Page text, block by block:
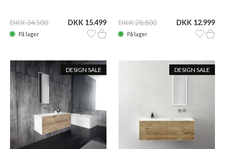
DKK 34.500 DKK 15.499
På lager
DKK 28.800 DKK 12.999
På lager
DESIGN SALE DESIGN SALE